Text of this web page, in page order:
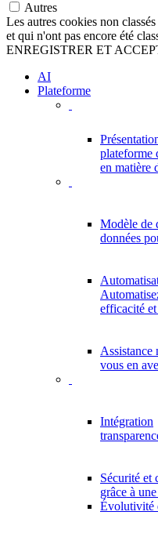
Autres
Les autres cookies non
et qui n'ont pas encore été
ENREGISTRER ET
AI
Plateforme
plateforme
en matière
Modèle de
données
efficacité
Assistance
vous en
Intégration
Sécurité et
grâce à
Évolutivité